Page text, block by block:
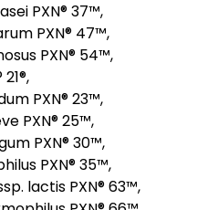
PXN® 37™,
PXN® 47™,
PXN® 54™,
PXN® 23™,
PXN® 25™,
PXN® 30™,
PXN® 35™,
lactis PXN® 63™,